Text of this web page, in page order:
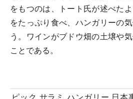
をもつのは、トート氏が述べた
をたっぷり食べ、ハンガリーの
う。ワインがブドウ畑の土壌や
ことである。